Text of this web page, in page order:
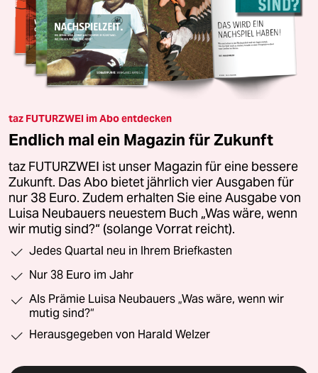
taz FUTURZWEI im Abo entdecken
Endlich mal ein Magazin für Zukunft
taz FUTURZWEI ist unser Magazin für eine bessere
Zukunft. Das Abo bietet jährlich vier Ausgaben für
nur 38 Euro. Zudem erhalten Sie eine Ausgabe von
Luisa Neubauers neuestem Buch „Was wäre, wenn
wir mutig sind?“ (solange Vorrat reicht).
Jedes Quartal neu in Ihrem Briefkasten
Nur 38 Euro im Jahr
Als Prämie Luisa Neubauers „Was wäre, wenn wir
mutig sind?“
Herausgegeben von Harald Welzer